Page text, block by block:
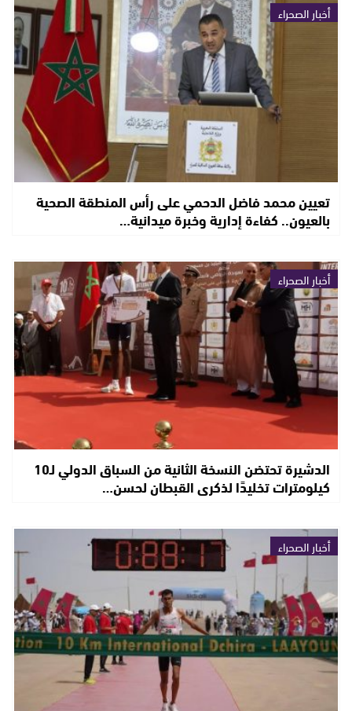
أخبار الصحراء
تعيين محمد فاضل الدحمي على رأس المنطقة الصحية
بالعيون.. كفاءة إدارية وخبرة ميدانية…
أخبار الصحراء
الدشيرة تحتضن النسخة الثانية من السباق الدولي لـ10
كيلومترات تخليدًا لذكرى القبطان لحسن…
أخبار الصحراء